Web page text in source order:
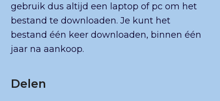
gebruik dus altijd een laptop of pc om het
bestand te downloaden. Je kunt het
bestand één keer downloaden, binnen één
jaar na aankoop.
Delen